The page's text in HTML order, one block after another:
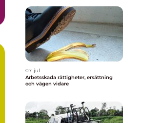
07. jul
Arbetsskada rättigheter, ersättning
och vägen vidare